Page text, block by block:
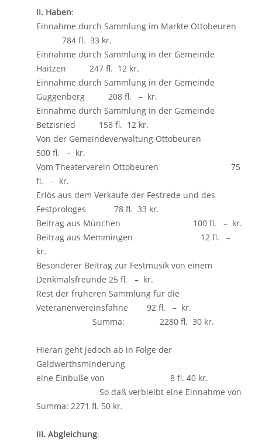
II. Haben:
Einnahme durch Sammlung im Markte Ottobeuren
784 fl. 33 kr.
Einnahme durch Sammlung in der Gemeinde
Haitzen 247 fl. 12 kr.
Einnahme durch Sammlung in der Gemeinde
Guggenberg 208 fl. – kr.
Einnahme durch Sammlung in der Gemeinde
Betzisried 158 fl. 12 kr.
Von der Gemeindeverwaltung Ottobeuren
500 fl. – kr.
Vom Theaterverein Ottobeuren 75
fl. – kr.
Erlös aus dem Verkaufe der Festrede und des
Festprologes 78 fl. 33 kr.
Beitrag aus München 100 fl. – kr.
Beitrag aus Memmingen 12 fl. –
kr.
Besonderer Beitrag zur Festmusik von einem
Denkmalsfreunde 25 fl. – kr.
Rest der früheren Sammlung für die
Veteranenvereinsfahne 92 fl. – kr.
Summa: 2280 fl. 30 kr.
Hieran geht jedoch ab in Folge der
Geldwerthsminderung
eine Einbuße von 8 fl. 40 kr.
So daß verbleibt eine Einnahme von
Summa: 2271 fl. 50 kr.
III. Abgleichung: